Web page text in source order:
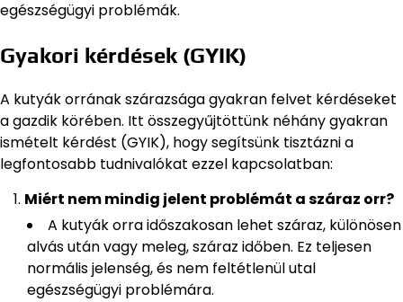
egészségügyi problémák.
Gyakori kérdések (GYIK)
A kutyák orrának szárazsága gyakran felvet kérdéseket
a gazdik körében. Itt összegyűjtöttünk néhány gyakran
ismételt kérdést (GYIK), hogy segítsünk tisztázni a
legfontosabb tudnivalókat ezzel kapcsolatban:
Miért nem mindig jelent problémát a száraz orr?
A kutyák orra időszakosan lehet száraz, különösen
alvás után vagy meleg, száraz időben. Ez teljesen
normális jelenség, és nem feltétlenül utal
egészségügyi problémára.